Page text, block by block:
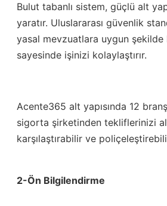
Bulut tabanlı sistem, güçlü alt
yaratır. Uluslararası güvenlik
yasal mevzuatlara uygun şekilde
sayesinde işinizi kolaylaştırır.
Acente365 alt yapısında 12
sigorta şirketinden tekliflerinizi
karşılaştırabilir ve
2-Ön Bilgilendirme